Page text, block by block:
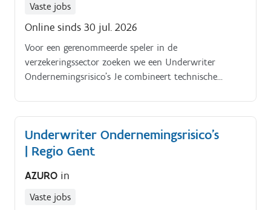
Vaste jobs
Online sinds 30 jul. 2026
Voor een gerenommeerde speler in de
verzekeringssector zoeken we een Underwriter
Ondernemingsrisico’s Je combineert technische
ondernemingen, werk je nauw samen met
professionele tussenpersonen en draag je actief bij
aan een kwalitatieve, rendabele
verantwoordelijkheden.
Underwriter Ondernemingsrisico’s
| Regio Gent
AZURO in
Vaste jobs